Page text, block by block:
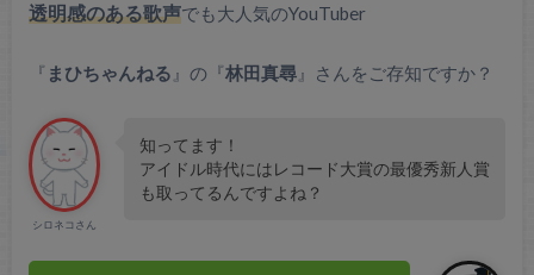
透明感のある歌声でも大人気のYouTuber
『 まひちゃんねる 』の『林田真尋』さんをご存知ですか？
シロネコさん
知ってます！
アイドル時代にはレコード大賞の最優秀新人賞
も取ってるんですよね？